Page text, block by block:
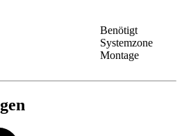
Benötigt
Systemzone
Montage